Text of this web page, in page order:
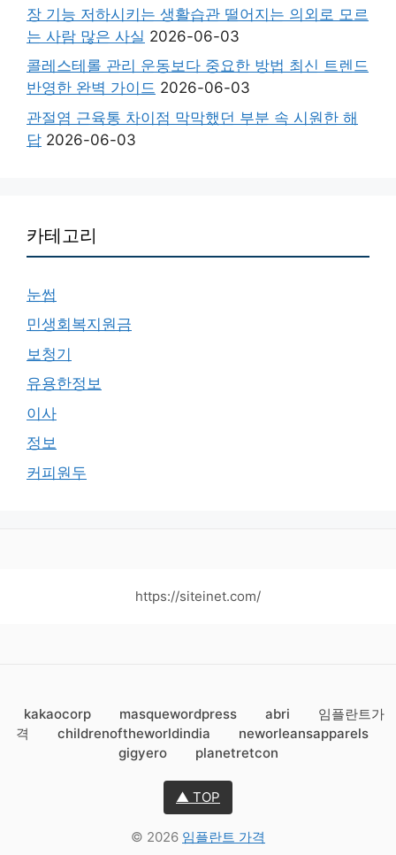
장 기능 저하시키는 생활습관 떨어지는 의외로 모르
는 사람 많은 사실 2026-06-03
콜레스테롤 관리 운동보다 중요한 방법 최신 트렌드
반영한 완벽 가이드 2026-06-03
관절염 근육통 차이점 막막했던 부분 속 시원한 해
답 2026-06-03
카테고리
눈썹
민생회복지원금
보청기
유용한정보
이사
정보
커피원두
https://siteinet.com/
kakaocorp masquewordpress abri
임플란트가
격
childrenoftheworldindia
neworleansapparels
gigyero
planetretcon
▲ TOP
© 2026 임플란트 가격